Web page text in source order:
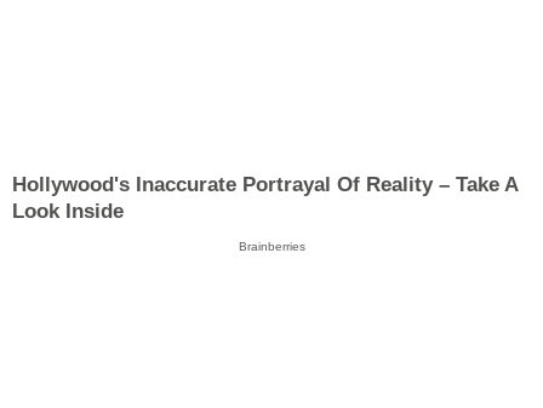
Hollywood's Inaccurate Portrayal Of Reality – Take A
Look Inside
Brainberries